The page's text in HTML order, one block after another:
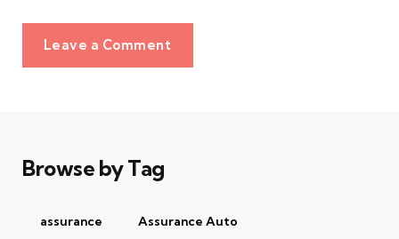
Leave a Comment
Browse by Tag
assurance Assurance Auto